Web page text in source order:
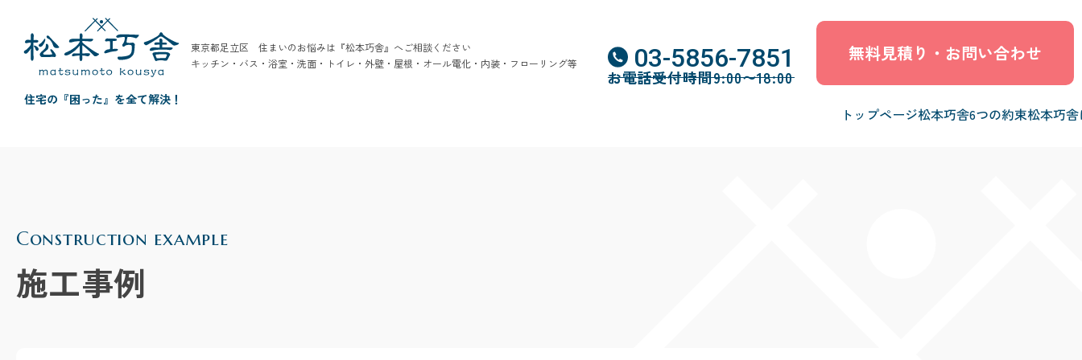
住宅の『困った』を全て解決！
東京都足立区 住まいのお悩みは『松本巧舎』へご相談ください
キッチン・バス・浴室・洗面・トイレ・外壁・屋根・オール電化・内装・フローリング等
無料見積り・お問い合わせ
トップページ松本巧舎6つの約束松本巧
03-5856-7851
お電話受付時間9:00〜18:00
Construction example
施工事例